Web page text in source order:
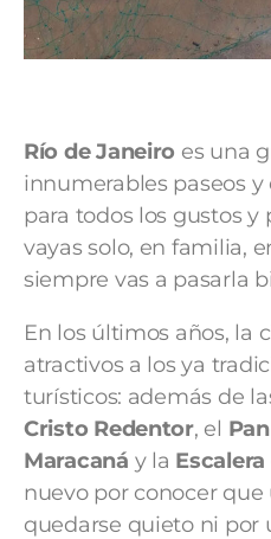
Río de Janeiro es una
innumerables paseos
para todos los gustos y
vayas solo, en familia,
siempre vas a pasarla
En los últimos años, la
atractivos a los ya
turísticos: además de
Cristo Redentor, el
Maracaná y la
nuevo por conocer
quedarse quieto ni por